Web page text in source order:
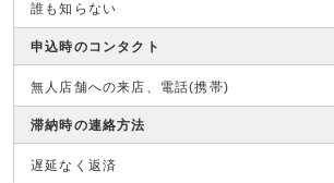
誰も知らない
申込時のコンタクト
無人店舗への来店、電話(携帯)
滞納時の連絡方法
遅延なく返済